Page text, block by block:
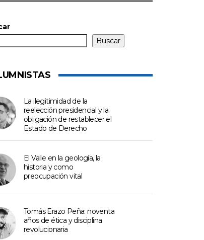
Buscar
La ilegitimidad de la
reelección presidencial y la
obligación de restablecer el
Estado de Derecho
El Valle en la geología, la
historia y como
preocupación vital
Tomás Erazo Peña: noventa
años de ética y disciplina
revolucionaria